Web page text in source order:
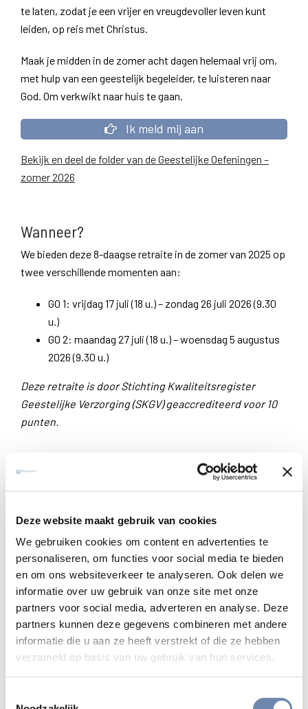
Deze website maakt gebruik van cookies
We gebruiken cookies om content en advertenties te
personaliseren, om functies voor social media te bieden
en om ons websiteverkeer te analyseren. Ook delen we
informatie over uw gebruik van onze site met onze
partners voor social media, adverteren en analyse. Deze
partners kunnen deze gegevens combineren met andere
informatie die u aan ze heeft verstrekt of die ze hebben
verzameld op basis van uw gebruik van hun services.
te laten, zodat je een vrijer en vreugdevoller leven kunt
leiden, op reis met Christus.
Maak je midden in de zomer acht dagen helemaal vrij om,
met hulp van een geestelijk begeleider, te luisteren naar
God. Om verkwikt naar huis te gaan.
Ik meld mij aan
Bekijk en deel de folder van de Geestelijke Oefeningen –
zomer 2026
Wanneer?
We bieden deze 8-daagse retraite in de zomer van 2025 op
twee verschillende momenten aan:
GO 1: vrijdag 17 juli (18 u.) – zondag 26 juli 2026 (9.30
u.)
GO 2: maandag 27 juli (18 u.) – woensdag 5 augustus
2026 (9.30 u.)
Deze retraite is door Stichting Kwaliteitsregister
Geestelijke Verzorging (SKGV) geaccrediteerd voor 10
punten.
Ik meld mij aan
Dagorde tijdens de retraite
Dag van aankomst
Vanaf 16.00 u. Onthaal en welkom
18.00 u. Avondmaal
19.30 u. Algemene inleiding op de retraite en start van de
stilte
21.00 u. Dagsluiting
21.15 u. Mogelijkheid tot drankje in stilte